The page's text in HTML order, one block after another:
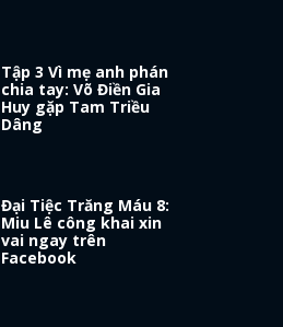
Tập 3 Vì mẹ anh phán
chia tay: Võ Điền Gia
Huy gặp Tam Triều
Dâng
Đại Tiệc Trăng Máu 8:
Miu Lê công khai xin
vai ngay trên
Facebook